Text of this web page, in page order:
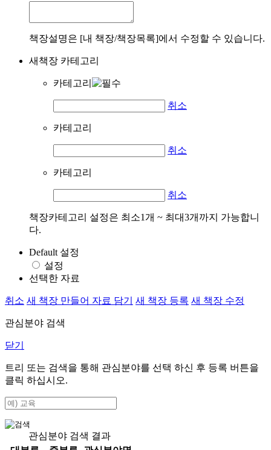
책장설명은 [내 책장/책장목록]에서 수정할 수 있습니다.
새책장 카테고리
카테고리
취소
카테고리
취소
카테고리
취소
책장카테고리 설정은 최소1개 ~ 최대3개까지 가능합니
다.
Default 설정
설정
선택한 자료
취소 새 책장 만들어 자료 담기 새 책장 등록 새 책장 수정
관심분야 검색
닫기
트리 또는 검색을 통해 관심분야를 선택 하신 후 등록 버튼을
클릭 하십시오.
관심분야 검색 결과